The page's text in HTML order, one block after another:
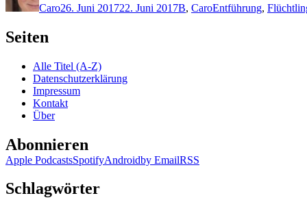
Caro26. Juni 201722. Juni 2017B, CaroEntführung,
Seiten
Alle Titel (A-Z)
Datenschutzerklärung
Impressum
Kontakt
Über
Abonnieren
Apple PodcastsSpotifyAndroidby EmailRSS
Schlagwörter